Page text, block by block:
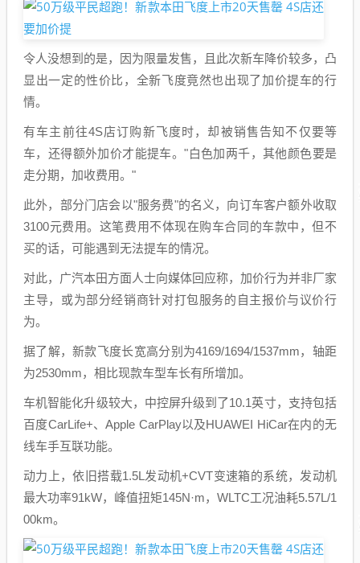
令人没想到的是，因为限量发售，且此次新车降价较多，凸
显出一定的性价比，全新飞度竟然也出现了加价提车的行
情。
有车主前往4S店订购新飞度时，却被销售告知不仅要等
车，还得额外加价才能提车。"白色加两千，其他颜色要是
走分期，加收费用。"
此外，部分门店会以"服务费"的名义，向订车客户额外收取
3100元费用。这笔费用不体现在购车合同的车款中，但不
买的话，可能遇到无法提车的情况。
对此，广汽本田方面人士向媒体回应称，加价行为并非厂家
主导，或为部分经销商针对打包服务的自主报价与议价行
为。
据了解，新款飞度长宽高分别为4169/1694/1537mm，轴距
为2530mm，相比现款车型车长有所增加。
车机智能化升级较大，中控屏升级到了10.1英寸，支持包括
百度CarLife+、Apple CarPlay以及HUAWEI HiCar在内的无
线车手互联功能。
动力上，依旧搭载1.5L发动机+CVT变速箱的系统，发动机
最大功率91kW，峰值扭矩145N·m，WLTC工况油耗5.57L/1
00km。